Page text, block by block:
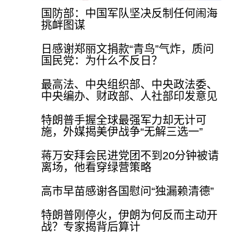
国防部：中国军队坚决反制任何闹海
挑衅图谋
日感谢郑丽文捐款“青鸟”气炸，质问
国民党：为什么不反日？
最高法、中央组织部、中央政法委、
中央编办、财政部、人社部印发意见
特朗普手握全球最强军力却无计可
施，外媒揭美伊战争“无解三选一”
蒋万安拜会民进党团不到20分钟被请
离场，他看穿绿营策略
高市早苗感谢各国慰问“独漏赖清德”
特朗普刚停火，伊朗为何反而主动开
战？专家揭背后算计